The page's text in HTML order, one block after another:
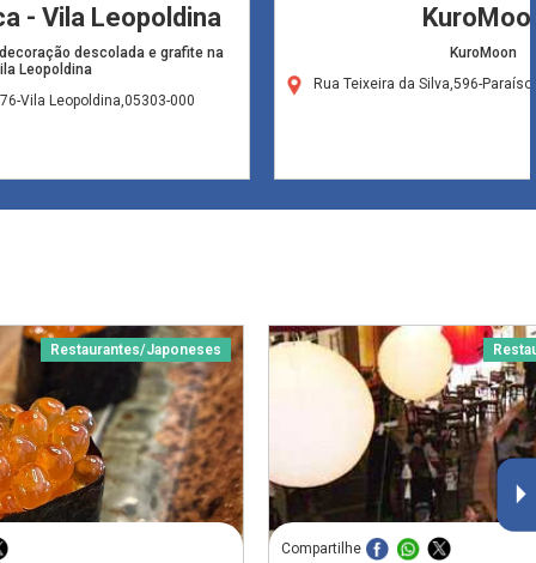
- Vila Leopoldina
descolada e grafite na
Leopoldina
Vila Leopoldina,05303-000
KuroMoon
Rua Teixeira da Silva,596-
Restaurantes/Japoneses
Compartilhe